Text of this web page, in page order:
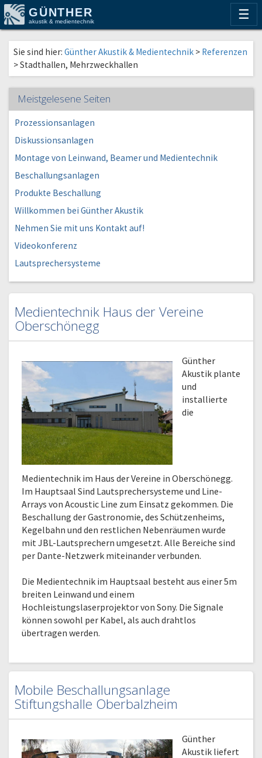
GÜNTHER
akustik & medientechnik ☰
Sie sind hier: Günther Akustik & Medientechnik > Referenzen
>Stadthallen, Mehrzweckhallen
Meistgelesene Seiten
Prozessionsanlagen
Diskussionsanlagen
Montage von Leinwand, Beamer und Medientechnik
Beschallungsanlagen
Produkte Beschallung
Willkommen bei Günther Akustik
Nehmen Sie mit uns Kontakt auf!
Videokonferenz
Lautsprechersysteme
Medientechnik Haus der Vereine
Oberschönegg
Günther
Akustik plante
und
installierte
die
Medientechnik im Haus der Vereine in Oberschönegg.
Im Hauptsaal Sind Lautsprechersysteme und Line-
Arrays von Acoustic Line zum Einsatz gekommen. Die
Beschallung der Gastronomie, des Schützenheims,
Kegelbahn und den restlichen Nebenräumen wurde
mit JBL-Lautsprechern umgesetzt. Alle Bereiche sind
per Dante-Netzwerk miteinander verbunden.
Die Medientechnik im Hauptsaal besteht aus einer 5m
breiten Leinwand und einem
Hochleistungslaserprojektor von Sony. Die Signale
können sowohl per Kabel, als auch drahtlos
übertragen werden.
Mobile Beschallungsanlage
Stiftungshalle Oberbalzheim
Günther
Akustik liefert